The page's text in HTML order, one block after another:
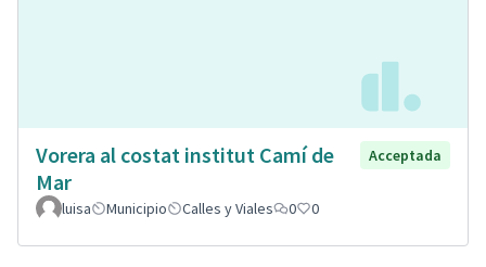
Vorera al costat institut Camí de
Mar
Acceptada
luisa Municipio Calles y Viales 0 0